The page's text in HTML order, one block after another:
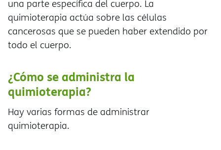
una parte específica del cuerpo. La
quimioterapia actúa sobre las células
cancerosas que se pueden haber extendido por
todo el cuerpo.
¿Cómo se administra la
quimioterapia?
Hay varias formas de administrar
quimioterapia.